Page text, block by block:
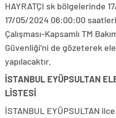
HAYRATÇI sk bölgelerinde
17/05/2024 06:00:00 saatleri
Çalışması-Kapsamlı TM
Güvenliği’ni de gözeterek
yapılacaktır.
İSTANBUL EYÜPSULTAN
LİSTESİ
İSTANBUL EYÜPSULTAN